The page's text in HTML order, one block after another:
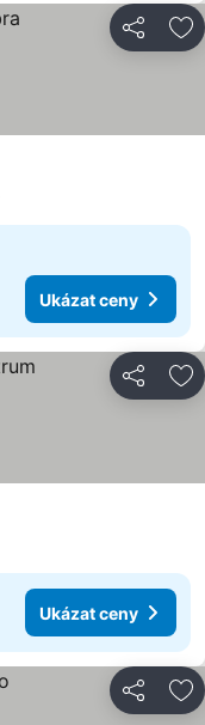
Sdílet
Ukázat ceny
Sdílet
Ukázat ceny
Sdílet